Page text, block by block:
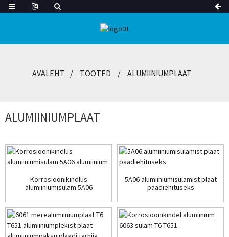
AVALEHT TOOTED ALUMIINIUMPLAAT
ALUMIINIUMPLAAT
Korrosioonikindlus
alumiiniumisulam 5A06
5A06 alumiiniumisulamist plaat
paadiehituseks